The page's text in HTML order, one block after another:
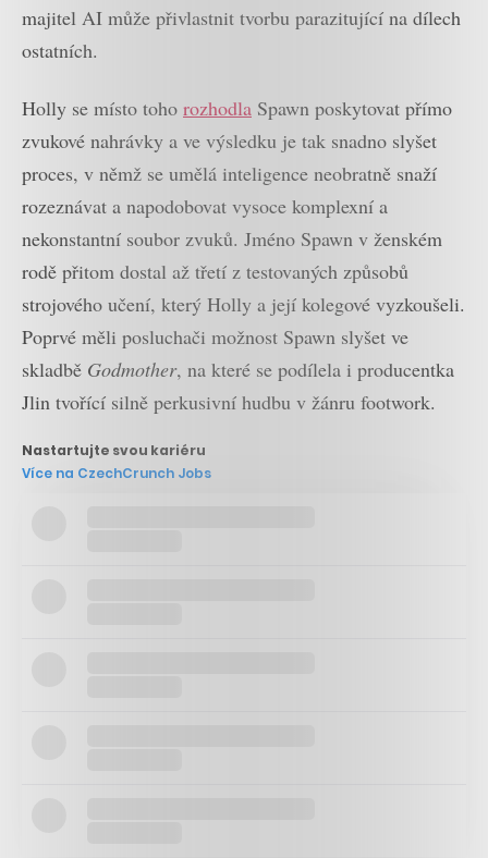
majitel AI může přivlastnit tvorbu parazitující na dílech
ostatních.
Holly se místo toho rozhodla Spawn poskytovat přímo
zvukové nahrávky a ve výsledku je tak snadno slyšet
proces, v němž se umělá inteligence neobratně snaží
rozeznávat a napodobovat vysoce komplexní a
nekonstantní soubor zvuků. Jméno Spawn v ženském
rodě přitom dostal až třetí z testovaných způsobů
strojového učení, který Holly a její kolegové vyzkoušeli.
Poprvé měli posluchači možnost Spawn slyšet ve
skladbě Godmother, na které se podílela i producentka
Jlin tvořící silně perkusivní hudbu v žánru footwork.
Nastartujte svou kariéru
Více na CzechCrunch Jobs